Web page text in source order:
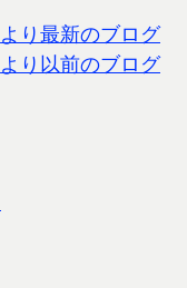
より最新のブログ
より以前のブログ